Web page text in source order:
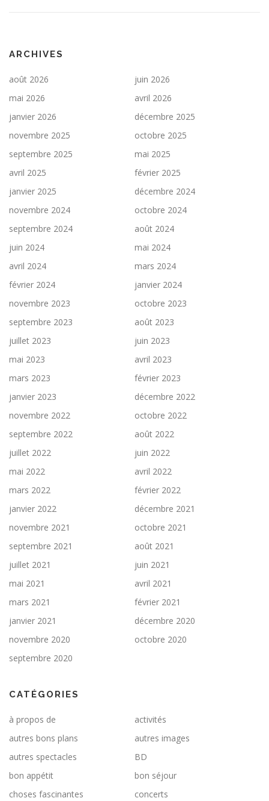
ARCHIVES
août 2026
juin 2026
mai 2026
avril 2026
janvier 2026
décembre 2025
novembre 2025
octobre 2025
septembre 2025
mai 2025
avril 2025
février 2025
janvier 2025
décembre 2024
novembre 2024
octobre 2024
septembre 2024
août 2024
juin 2024
mai 2024
avril 2024
mars 2024
février 2024
janvier 2024
novembre 2023
octobre 2023
septembre 2023
août 2023
juillet 2023
juin 2023
mai 2023
avril 2023
mars 2023
février 2023
janvier 2023
décembre 2022
novembre 2022
octobre 2022
septembre 2022
août 2022
juillet 2022
juin 2022
mai 2022
avril 2022
mars 2022
février 2022
janvier 2022
décembre 2021
novembre 2021
octobre 2021
septembre 2021
août 2021
juillet 2021
juin 2021
mai 2021
avril 2021
mars 2021
février 2021
janvier 2021
décembre 2020
novembre 2020
octobre 2020
septembre 2020
CATÉGORIES
à propos de
activités
autres bons plans
autres images
autres spectacles
BD
bon appétit
bon séjour
choses fascinantes
concerts